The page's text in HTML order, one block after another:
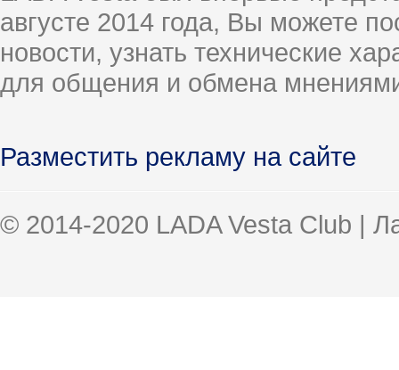
августе 2014 года, Вы можете
новости, узнать технические
для общения и обмена
Разместить рекламу на сайте
© 2014-2020 LADA Vesta Club |